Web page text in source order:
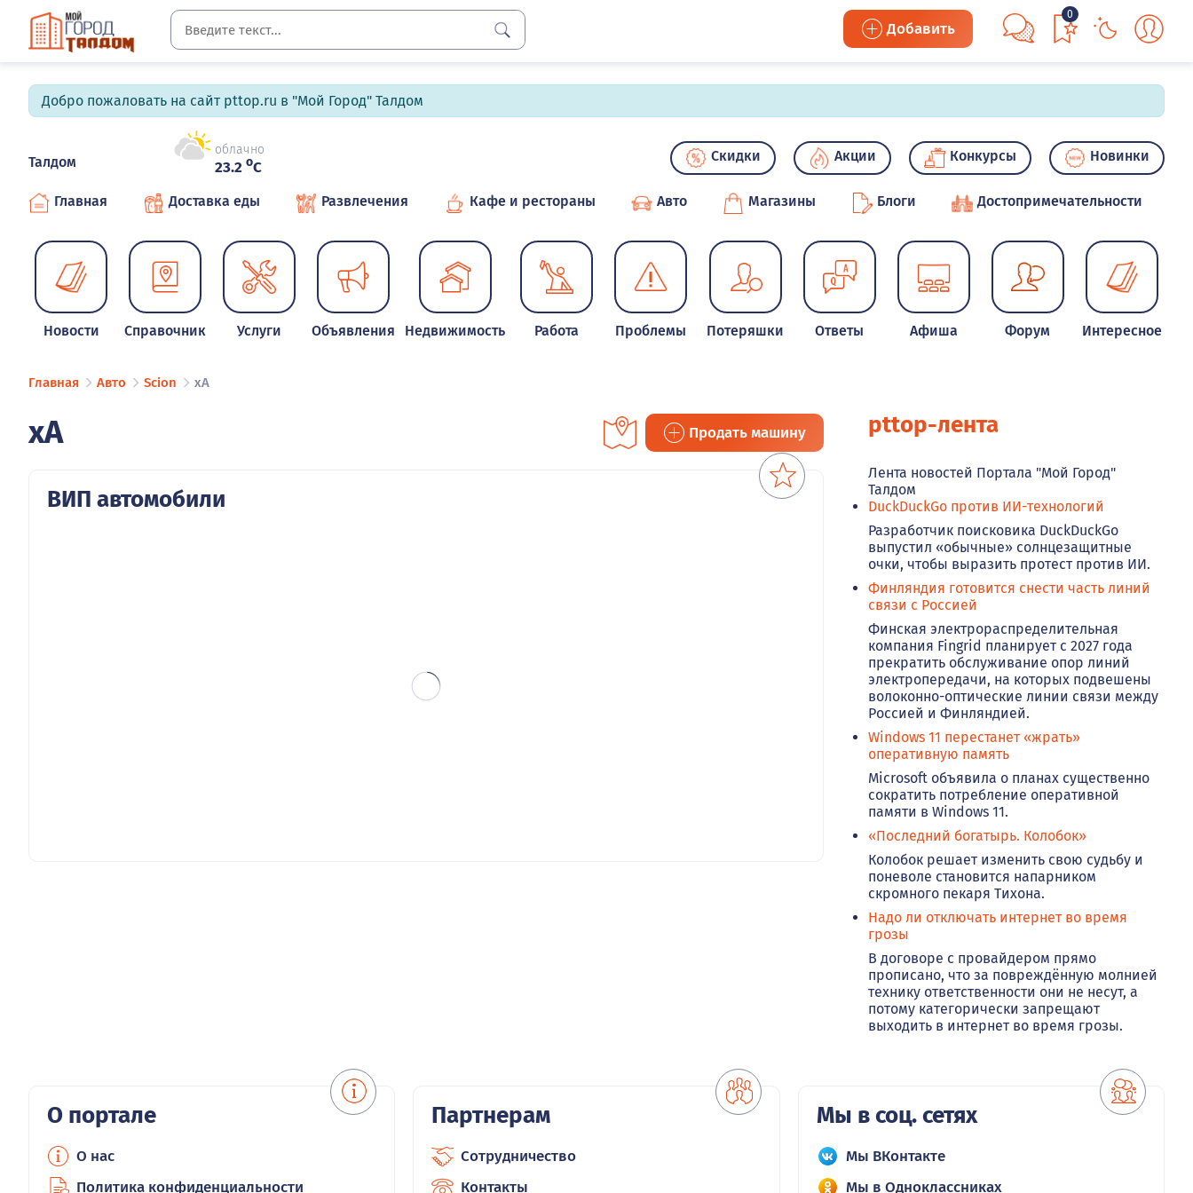
Добавить
0
Добро пожаловать на сайт pttop.ru в "Мой Город" Талдом
Талдом
облачно
23.2 oC
Скидки Акции Конкурсы Новинки
Главная Доставка еды Развлечения Кафе и рестораны Авто Магазины Блоги Достопримечательности
Новости Справочник Услуги Объявления Недвижимость Работа Проблемы Потеряшки Ответы Афиша Форум Интересное
Главная Авто Scion xA
xA Продать машину
ВИП автомобили
pttop-лента
Лента новостей Портала "Мой Город"
Талдом
DuckDuckGo против ИИ-технологий
Разработчик поисковика DuckDuckGo
выпустил «обычные» солнцезащитные
очки, чтобы выразить протест против ИИ.
Финляндия готовится снести часть линий
связи с Россией
Финская электрораспределительная
компания Fingrid планирует с 2027 года
прекратить обслуживание опор линий
электропередачи, на которых подвешены
волоконно-оптические линии связи между
Россией и Финляндией.
Windows 11 перестанет «жрать»
оперативную память
Microsoft объявила о планах существенно
сократить потребление оперативной
памяти в Windows 11.
«Последний богатырь. Колобок»
Колобок решает изменить свою судьбу и
поневоле становится напарником
скромного пекаря Тихона.
Надо ли отключать интернет во время
грозы
В договоре с провайдером прямо
прописано, что за повреждённую молнией
технику ответственности они не несут, а
потому категорически запрещают
выходить в интернет во время грозы.
О портале
О нас
Политика конфиденциальности
Партнерам
Сотрудничество
Контакты
Мы в соц. сетях
Мы ВКонтакте
Мы в Одноклассниках